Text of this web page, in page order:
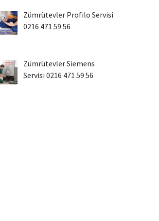
Zümrütevler Profilo Servisi
0216 471 59 56
Zümrütevler Siemens
Servisi 0216 471 59 56